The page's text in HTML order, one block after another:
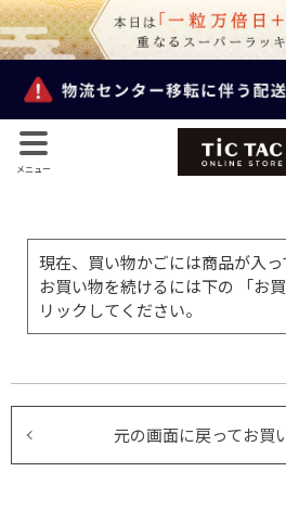
メニュー
現在、買い物かごには商品が入っ
お買い物を続けるには下の 「お
リックしてください。
元の画面に戻ってお買